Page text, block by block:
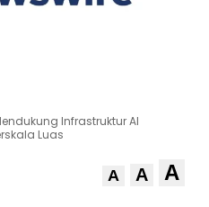
Infrastruktur AI
Luas
A A A